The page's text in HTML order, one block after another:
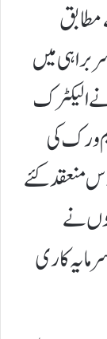
مطابق
سربراہی میں
الیکٹرک
ورک کی
منعقد کئے
نے
کاری